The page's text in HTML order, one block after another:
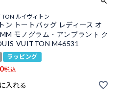
ルイヴィトン
ン トートバッグ レディース オ
モノグラム・アンプラント ク
VUITTON M46531
ラッピング
税込
入れる